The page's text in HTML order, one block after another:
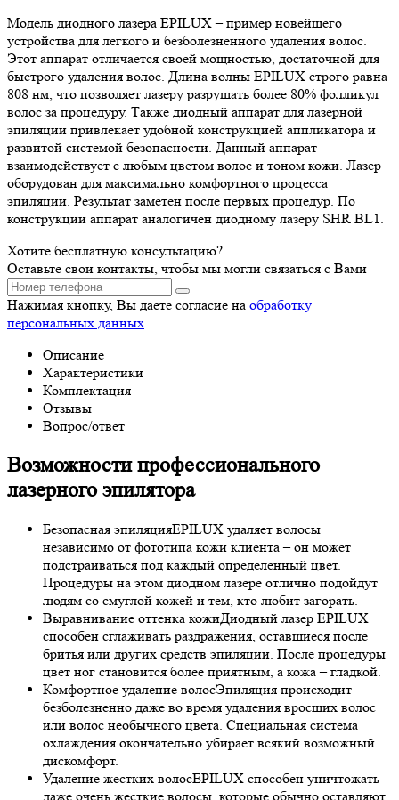
Модель диодного лазера EPILUX – пример новейшего
устройства для легкого и безболезненного удаления волос.
Этот аппарат отличается своей мощностью, достаточной для
быстрого удаления волос. Длина волны EPILUX строго равна
808 нм, что позволяет лазеру разрушать более 80% фолликул
волос за процедуру. Также диодный аппарат для лазерной
эпиляции привлекает удобной конструкцией аппликатора и
развитой системой безопасности. Данный аппарат
взаимодействует с любым цветом волос и тоном кожи. Лазер
оборудован для максимально комфортного процесса
эпиляции. Результат заметен после первых процедур. По
конструкции аппарат аналогичен диодному лазеру SHR BL1.
Хотите бесплатную консультацию?
Оставьте свои контакты, чтобы мы могли связаться с Вами
Нажимая кнопку, Вы даете согласие на обработку
персональных данных
Описание
Характеристики
Комплектация
Отзывы
Вопрос/ответ
Возможности профессионального
лазерного эпилятора
Безопасная эпиляцияEPILUX удаляет волосы
независимо от фототипа кожи клиента – он может
подстраиваться под каждый определенный цвет.
Процедуры на этом диодном лазере отлично подойдут
людям со смуглой кожей и тем, кто любит загорать.
Выравнивание оттенка кожиДиодный лазер EPILUX
способен сглаживать раздражения, оставшиеся после
бритья или других средств эпиляции. После процедуры
цвет ног становится более приятным, а кожа – гладкой.
Комфортное удаление волосЭпиляция происходит
безболезненно даже во время удаления вросших волос
или волос необычного цвета. Специальная система
охлаждения окончательно убирает всякий возможный
дискомфорт.
Удаление жестких волосEPILUX способен уничтожать
даже очень жесткие волосы, которые обычно оставляют